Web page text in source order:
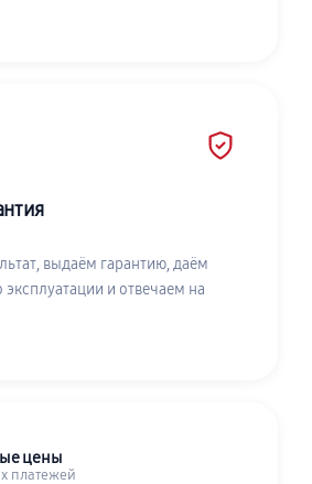
выдаём гарантию, даём
и отвечаем на
цены
платежей